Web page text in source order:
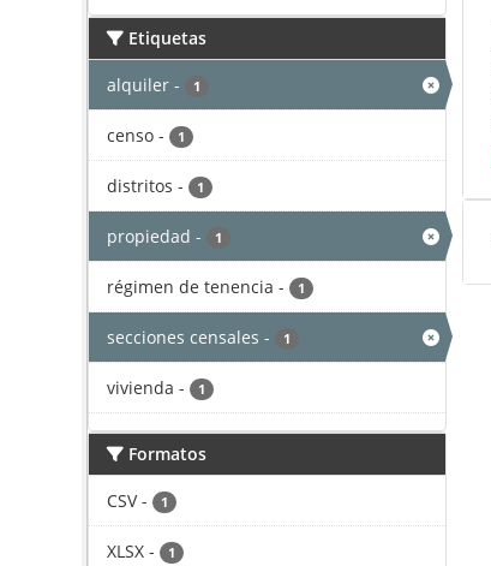
Etiquetas
alquiler - 1
censo - 1
distritos - 1
propiedad - 1
régimen de tenencia - 1
secciones censales - 1
vivienda - 1
Formatos
CSV - 1
XLSX - 1